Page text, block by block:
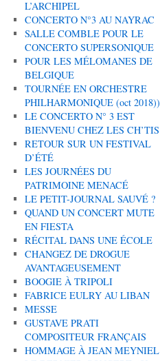
L’ARCHIPEL
CONCERTO N°3 AU NAYRAC
SALLE COMBLE POUR LE
CONCERTO SUPERSONIQUE
POUR LES MÉLOMANES DE
BELGIQUE
TOURNÉE EN ORCHESTRE
PHILHARMONIQUE (oct 2018))
LE CONCERTO N° 3 EST
BIENVENU CHEZ LES CH’TIS
RETOUR SUR UN FESTIVAL
D’ÉTÉ
LES JOURNÉES DU
PATRIMOINE MENACÉ
LE PETIT-JOURNAL SAUVÉ ?
QUAND UN CONCERT MUTE
EN FIESTA
RÉCITAL DANS UNE ÉCOLE
CHANGEZ DE DROGUE
AVANTAGEUSEMENT
BOOGIE À TRIPOLI
FABRICE EULRY AU LIBAN
MESSE
GUSTAVE PRATI
COMPOSITEUR FRANÇAIS
HOMMAGE À JEAN MEYNIEL